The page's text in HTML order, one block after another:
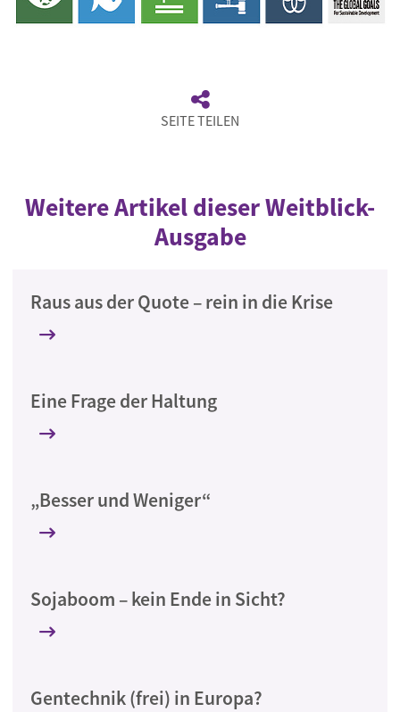
SEITE TEILEN
Weitere Artikel dieser Weitblick-
Ausgabe
Raus aus der Quote – rein in die Krise
Eine Frage der Haltung
„Besser und Weniger“
Sojaboom – kein Ende in Sicht?
Gentechnik (frei) in Europa?